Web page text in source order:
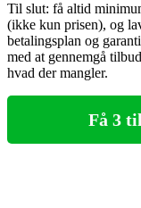
Til slut: få altid
(ikke kun prisen), og
betalingsplan og
med at gennemgå
hvad der mangler.
Få 3